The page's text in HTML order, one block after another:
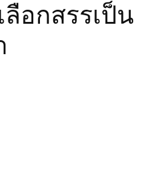
อกสรรเป็น